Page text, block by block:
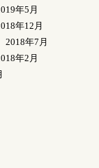
年5月
年12月
2018年7月
年2月